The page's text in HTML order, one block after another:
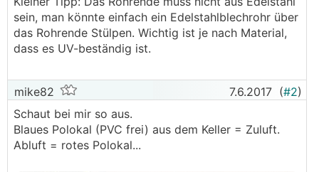
sein, man könnte einfach ein Edelstahlblechrohr über
das Rohrende Stülpen. Wichtig ist je nach Material,
dass es UV-beständig ist.
mike82 7.6.2017 (#2)
Schaut bei mir so aus.
Blaues Polokal (PVC frei) aus dem Keller = Zuluft.
Abluft = rotes Polokal...